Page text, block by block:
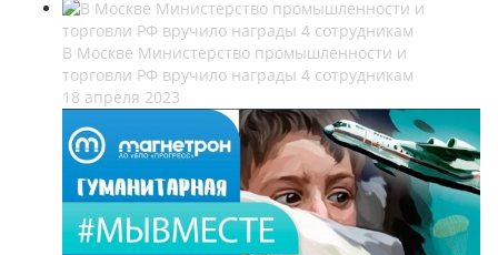
В Москве Министерство промышленности и
торговли РФ вручило награды 4 сотрудникам
18 апреля 2023